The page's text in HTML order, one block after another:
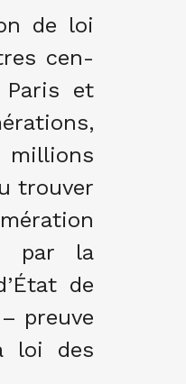
de loi
cen­
et
trouver
par la
de
preuve
loi des